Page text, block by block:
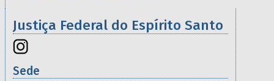
Justiça Federal do Espírito Santo
Sede